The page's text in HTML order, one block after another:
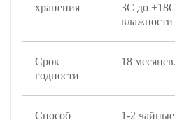
хранения
3С до
влажности
Срок
годности
18 месяцев.
Способ
1-2